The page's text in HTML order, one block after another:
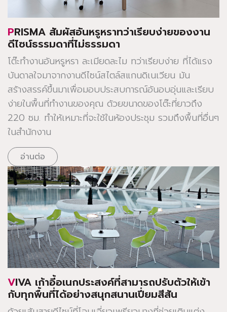
PRISMA สัมผัสอันหรูหราทว่าเรียบง่ายของงาน
ดีไซน์ธรรมดาที่ไม่ธรรมดา
โต๊ะทำงานอันหรูหรา ละเมียดละไม ทว่าเรียบง่าย ที่ได้แรง
บันดาลใจมาจากงานดีไซน์สไตล์สแกนดิเนเวียน มัน
สร้างสรรค์ขึ้นมาเพื่อมอบประสบการณ์อันอบอุ่นและเรียบ
ง่ายในพื้นที่ทำงานของคุณ ด้วยขนาดของโต๊ะที่ยาวถึง
220 ซม. ทำให้เหมาะที่จะใช้ในห้องประชุม รวมถึงพื้นที่อื่นๆ
ในสำนักงาน
อ่านต่อ
VIVA เก้าอี้อเนกประสงค์ที่สามารถปรับตัวให้เข้า
กับทุกพื้นที่ได้อย่างสนุกสนานเปี่ยมสีสัน